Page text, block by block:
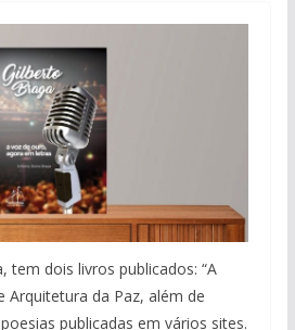
tem dois livros publicados: “A
Arquitetura da Paz, além de
publicadas em vários sites.